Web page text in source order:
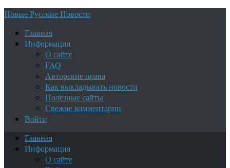
Новые Русские Новости
Главная
Информация
О сайте
FAQ
Авторские права
Как выкладывать новости
Полезные сайты
Свежие комментарии
Войти
Главная
Информация
О сайте